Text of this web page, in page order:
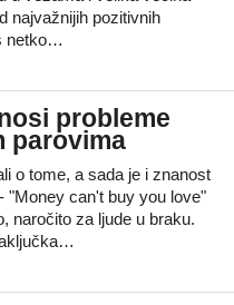
najvažnijih pozitivnih
netko…
probleme
parovima
o tome, a sada je i znanost
"Money can't buy you love"
naročito za ljude u braku.